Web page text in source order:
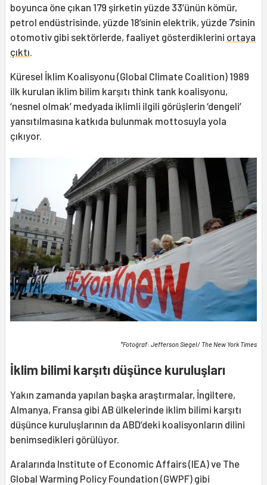
boyunca öne çıkan 179 şirketin yüzde 33’ünün kömür,
petrol endüstrisinde, yüzde 18’sinin elektrik, yüzde 7’sinin
otomotiv gibi sektörlerde, faaliyet gösterdiklerini ortaya
çıktı
Küresel İklim Koalisyonu (Global Climate Coalition) 1989
ilk kurulan iklim bilim karşıtı think tank koalisyonu,
‘nesnel olmak’ medyada iklimli ilgili görüşlerin ‘dengeli’
yansıtılmasına katkıda bulunmak mottosuyla yola
çıkıyor.
*Fotoğraf: Jefferson Siegel/ The New York Times
İklim bilimi karşıtı düşünce kuruluşları
Yakın zamanda yapılan başka araştırmalar, İngiltere,
Almanya, Fransa gibi AB ülkelerinde iklim bilimi karşıtı
düşünce kuruluşlarının da ABD’deki koalisyonların dilini
benimsedikleri görülüyor.
Aralarında Institute of Economic Affairs (IEA) ve The
Global Warming Policy Foundation (GWPF) gibi